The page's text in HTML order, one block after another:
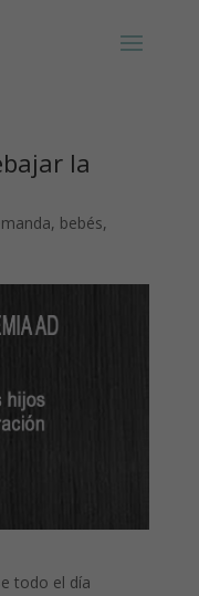
la
, bebés,
todo el día